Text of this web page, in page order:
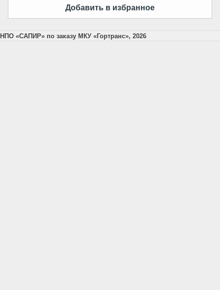
Добавить в избранное
НПО «САПИР» по заказу МКУ «Гортранс», 2026